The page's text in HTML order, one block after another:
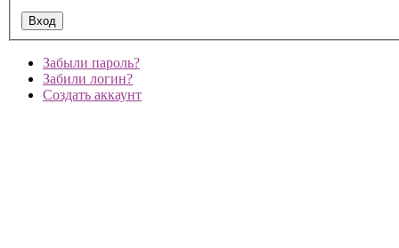
Забыли пароль?
Забили логин?
Создать аккаунт